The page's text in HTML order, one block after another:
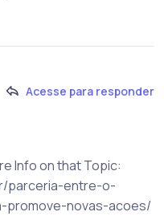
Acesse para responder
Info on that Topic:
parceria-entre-o-
promove-novas-acoes/